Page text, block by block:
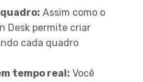
Assim como o
Desk permite criar
cada quadro
tempo real: Você